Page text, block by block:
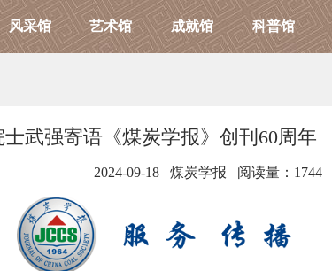
风采馆 艺术馆 成就馆 科普馆
武强寄语《煤炭学报》创刊60周年
2024-09-18 煤炭学报 阅读量：1744